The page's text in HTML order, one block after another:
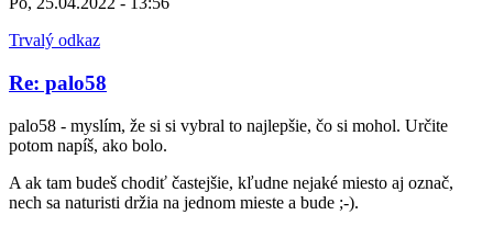
Trvalý odkaz
Re: palo58
palo58 - myslím, že si si vybral to najlepšie, čo si mohol. Určite
potom napíš, ako bolo.
A ak tam budeš chodiť častejšie, kľudne nejaké miesto aj označ,
nech sa naturisti držia na jednom mieste a bude ;-).